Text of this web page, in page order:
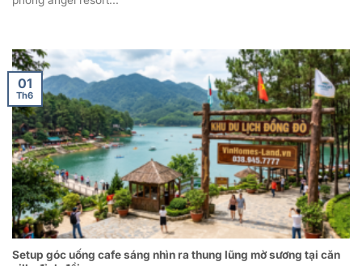
Setup góc uống cafe sáng nhìn ra thung lũng mờ sương tại căn
01
Th6